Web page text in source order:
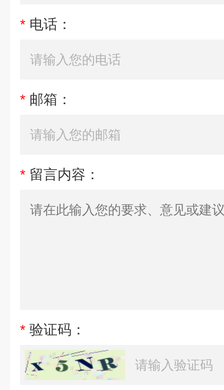
* 电话：
* 邮箱：
* 留言内容：
* 验证码：